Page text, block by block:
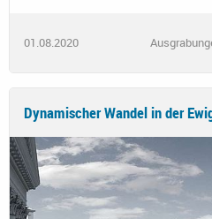
01.08.2020
Dynamischer Wandel in der